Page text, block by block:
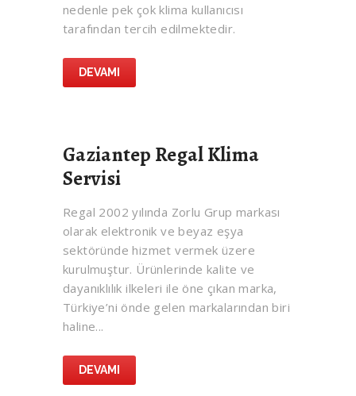
nedenle pek çok klima kullanıcısı
tarafından tercih edilmektedir.
DEVAMI
Gaziantep Regal Klima
Servisi
Regal 2002 yılında Zorlu Grup markası
olarak elektronik ve beyaz eşya
sektöründe hizmet vermek üzere
kurulmuştur. Ürünlerinde kalite ve
dayanıklılık ilkeleri ile öne çıkan marka,
Türkiye’ni önde gelen markalarından biri
haline...
DEVAMI